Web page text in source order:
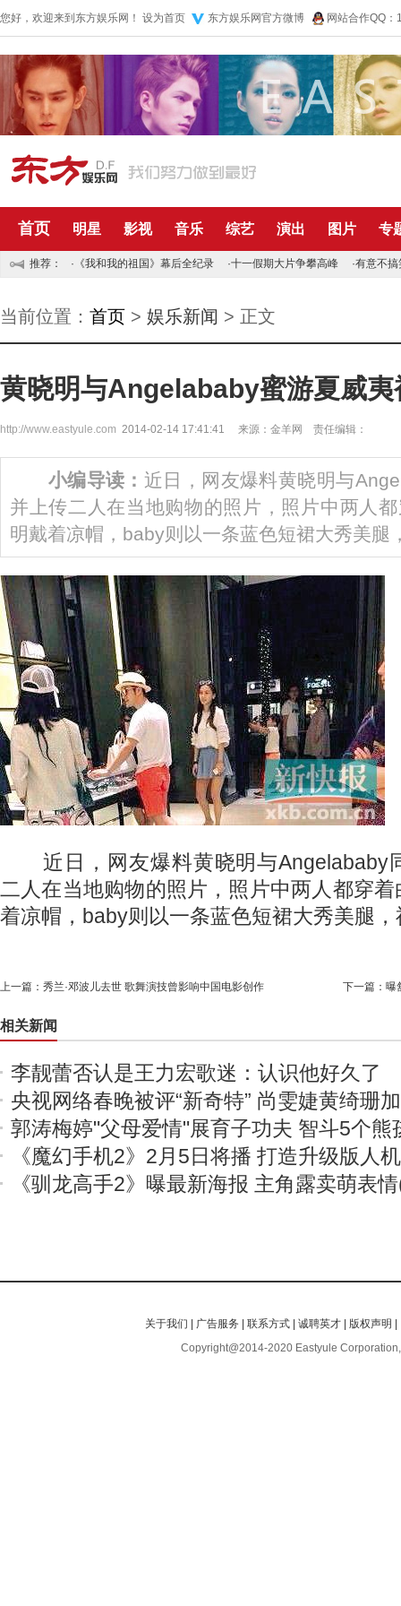
您好，欢迎来到东方娱乐网！ 设为首页 东方娱乐网官方微博 网站合作QQ
首页 明星 影视 音乐 综艺 演出 图片 专
推荐： · 《我和我的祖国》幕后全纪录 ·十一假期大片争攀高峰 ·有意不搞
当前位置： 首页 > 娱乐新闻 > 正文
黄晓明与Angelababy蜜游夏威夷
http://www.eastyule.com 2014-02-14 17:41:41 来源：金羊网 责任编辑：
小编导读： 近日，网友爆料黄晓明与
并上传二人在当地购物的照片，照片中两人
明戴着凉帽，baby则以一条蓝色短裙大秀美腿
近日，网友爆料黄晓明与Angelababy
二人在当地购物的照片，照片中两人都穿
着凉帽，baby则以一条蓝色短裙大秀美腿
上一篇： 秀兰·邓波儿去世 歌舞演技曾影响中国电影创作 下一篇： 曝
相关新闻
李靓蕾否认是王力宏歌迷：认识他好久了
央视网络春晚被评“新奇特” 尚雯婕黄绮珊
郭涛梅婷"父母爱情"展育子功夫 智斗5个熊
《魔幻手机2》2月5日将播 打造升级版人
《驯龙高手2》曝最新海报 主角露卖萌表
关于我们 广告服务 |联系方式 |诚聘英才 版权声明
Copyright@2014-2020 Eastyule